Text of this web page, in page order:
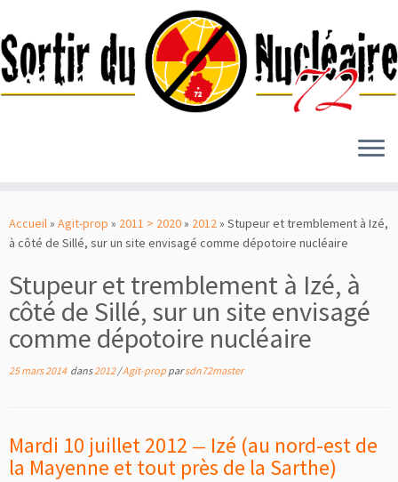
au
contenu
Accueil» Agit-prop » 2011 > 2020» 2012» Stupeur et tremblement à Izé,
à côté de Sillé, sur un site envisagé comme dépotoire nucléaire
Stupeur et tremblement à Izé, à
côté de Sillé, sur un site envisagé
comme dépotoire nucléaire
25 mars 2014dans2012/Agit-prop parsdn72master
Mardi 10 juillet 2012 — Izé (au nord-est de
la Mayenne et tout près de la Sarthe)